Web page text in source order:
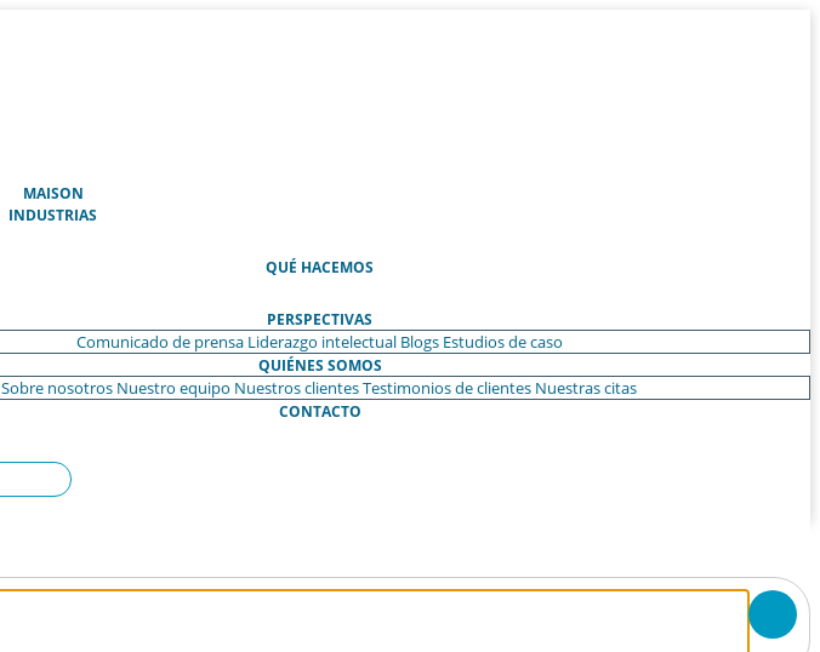
MAISON(ACTUAL)
INDUSTRIAS
QUÉ HACEMOS
PERSPECTIVAS
Comunicado de prensa Liderazgo intelectual Blogs Estudios de caso
QUIÉNES SOMOS
Sobre nosotros Nuestro equipo Nuestros clientesTestimonios de clientes Nuestras citas
CONTACTO